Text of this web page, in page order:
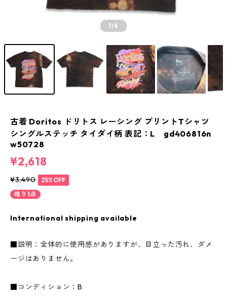
1/6
古着 Doritos ドリトス レーシング プリントTシャツ
シングルステッチ タイダイ柄 表記：L gd406816n
w50728
¥2,618
¥3,490
25%OFF
残り1点
International shipping available
■説明：全体的に使用感がありますが、目立った汚れ、ダメ
ージはありません。
■コンディション：B